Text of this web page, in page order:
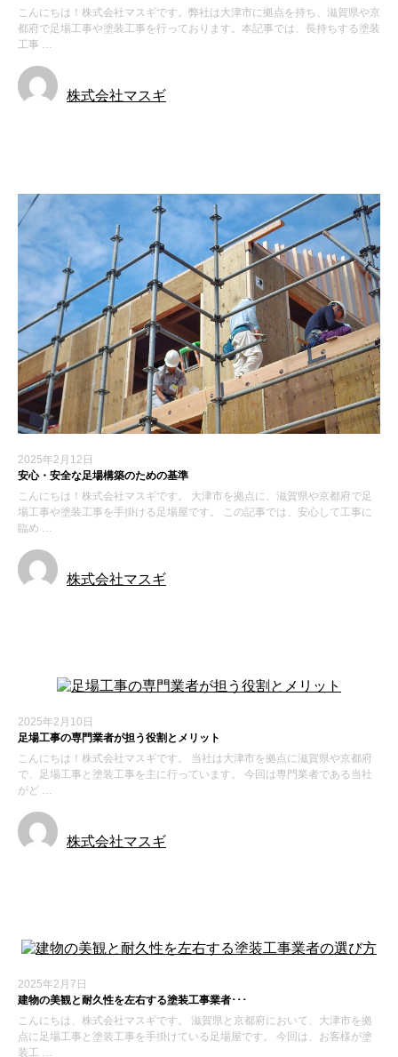
こんにちは！株式会社マスギです。弊社は大津市に拠点を持ち、滋賀県や京
都府で足場工事や塗装工事を行っております。本記事では、長持ちする塗装
工事 …
株式会社マスギ
2025年2月12日
安心・安全な足場構築のための基準
こんにちは！株式会社マスギです。 大津市を拠点に、滋賀県や京都府で足
場工事や塗装工事を手掛ける足場屋です。 この記事では、安心して工事に
臨め …
株式会社マスギ
2025年2月10日
足場工事の専門業者が担う役割とメリット
こんにちは！株式会社マスギです。 当社は大津市を拠点に滋賀県や京都府
で、足場工事と塗装工事を主に行っています。 今回は専門業者である当社
がど …
株式会社マスギ
2025年2月7日
建物の美観と耐久性を左右する塗装工事業者･･･
こんにちは、株式会社マスギです。 滋賀県と京都府において、大津市を拠
点に足場工事と塗装工事を手掛けている足場屋です。 今回は、お客様が塗
装工 …